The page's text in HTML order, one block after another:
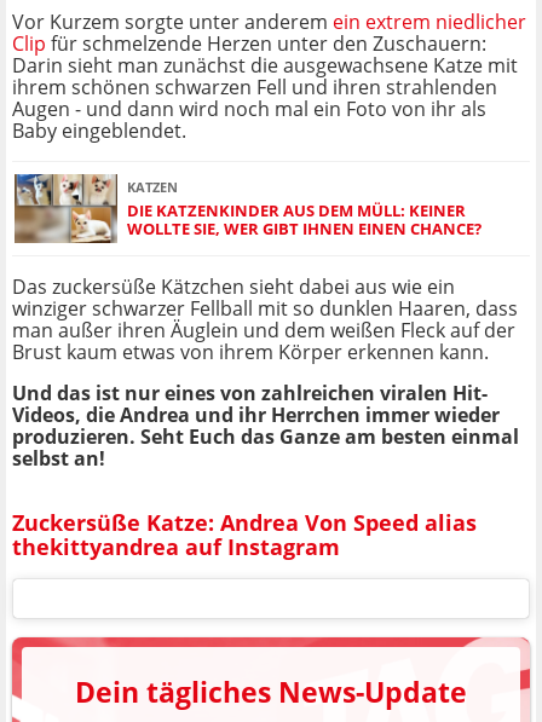
Vor Kurzem sorgte unter anderem ein extrem niedlicher
Clip für schmelzende Herzen unter den Zuschauern:
Darin sieht man zunächst die ausgewachsene Katze mit
ihrem schönen schwarzen Fell und ihren strahlenden
Augen - und dann wird noch mal ein Foto von ihr als
Baby eingeblendet.
KATZEN
DIE KATZENKINDER AUS DEM MÜLL: KEINER
WOLLTE SIE, WER GIBT IHNEN EINEN CHANCE?
Das zuckersüße Kätzchen sieht dabei aus wie ein
winziger schwarzer Fellball mit so dunklen Haaren, dass
man außer ihren Äuglein und dem weißen Fleck auf der
Brust kaum etwas von ihrem Körper erkennen kann.
Und das ist nur eines von zahlreichen viralen Hit-
Videos, die Andrea und ihr Herrchen immer wieder
produzieren. Seht Euch das Ganze am besten einmal
selbst an!
Zuckersüße Katze: Andrea Von Speed alias
thekittyandrea auf Instagram
Dein tägliches News-Update